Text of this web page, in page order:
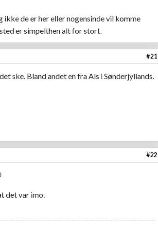
ikke de er her eller nogensinde vil komme
er simpelthen alt for stort.
#21
ske. Bland andet en fra Als i Sønderjyllands.
#22
det var imo.